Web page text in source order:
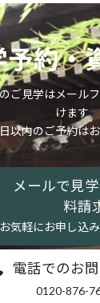
予約・
ご見学はメール
けます
以内のご予約は
メールで見
料請
お気軽にお申し込
電話でのお
0120-876-